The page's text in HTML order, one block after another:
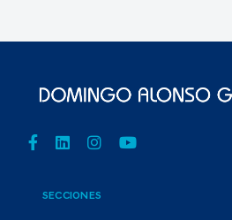
SECCIONES